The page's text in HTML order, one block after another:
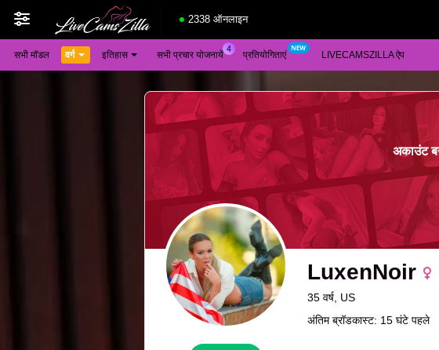
2338 ऑनलाइन
सभी मॉडल वर्ग इतिहास सभी प्रचार योजनायें प्रतियोगिताएं LIVECAMSZILLA ऐप
अकाउंट
LuxenNoir
35 वर्ष, US
अंतिम ब्रॉडकास्ट: 15 घंटे पहले